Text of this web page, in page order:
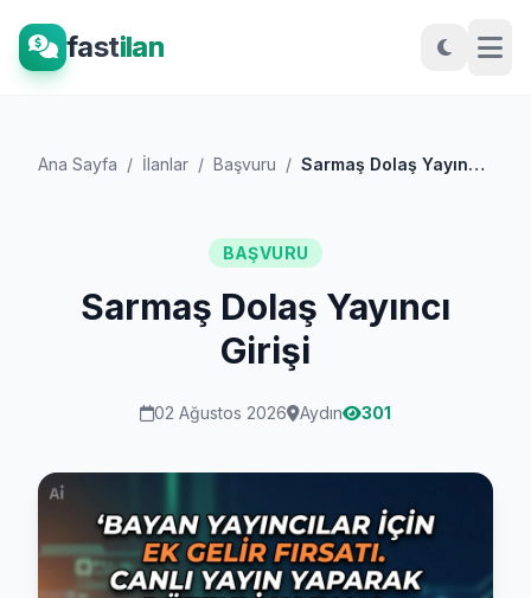
fastilan
Ana Sayfa / İlanlar / Başvuru / Sarmaş Dolaş Yayıncı Girişi
BAŞVURU
Sarmaş Dolaş Yayıncı
Girişi
02 Ağustos 2026 Aydın 301